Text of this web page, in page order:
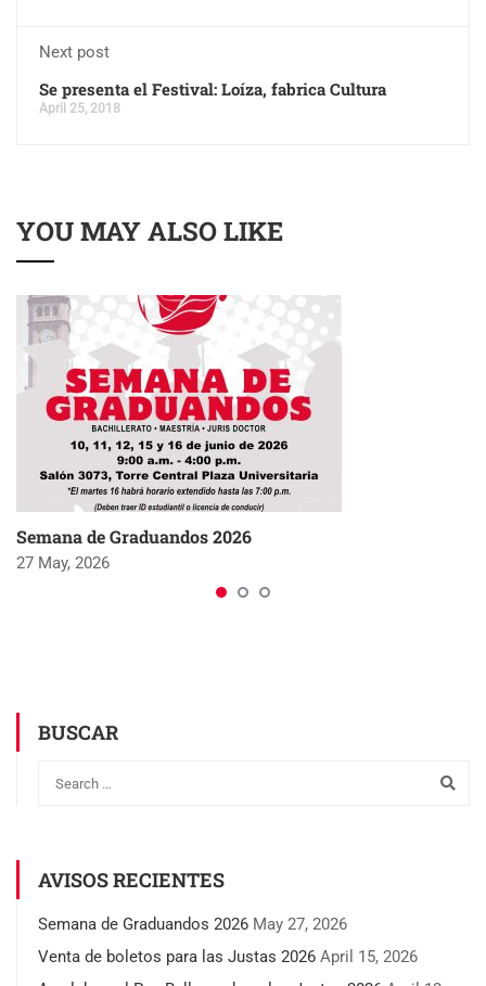
Next post
Se presenta el Festival: Loíza, fabrica Cultura
April 25, 2018
YOU MAY ALSO LIKE
Semana de Graduandos 2026
27 May, 2026
BUSCAR
AVISOS RECIENTES
Semana de Graduandos 2026 May 27, 2026
Venta de boletos para las Justas 2026 April 15, 2026